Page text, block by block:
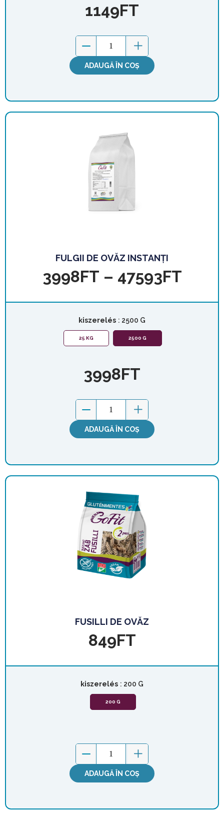
1149FT
ADAUGĂ ÎN COȘ
FULGII DE OVĂZ INSTANȚI
3998FT – 47593FT
kiszerelés : 2500 G
25 KG 2500 G
3998FT
ADAUGĂ ÎN COȘ
FUSILLI DE OVĂZ
849FT
kiszerelés : 200 G
200 G
ADAUGĂ ÎN COȘ